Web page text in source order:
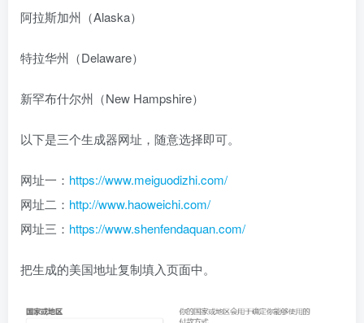
阿拉斯加州（Alaska）
特拉华州（Delaware）
新罕布什尔州（New Hampshire）
以下是三个生成器网址，随意选择即可。
网址一： https://www.meiguodizhi.com/
网址二： http://www.haoweichi.com/
网址三： https://www.shenfendaquan.com/
把生成的美国地址复制填入页面中。